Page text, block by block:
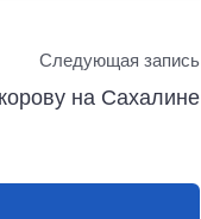
Следующая запись
на Сахалине